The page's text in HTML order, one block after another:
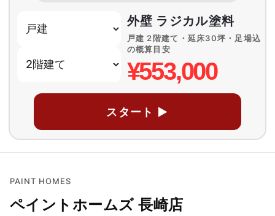
外壁 ラジカル塗料
戸建 2階建て・延床30坪・足場込
の概算目安
¥553,000
スタート ▶
PAINT HOMES
ペイントホームズ 長崎店